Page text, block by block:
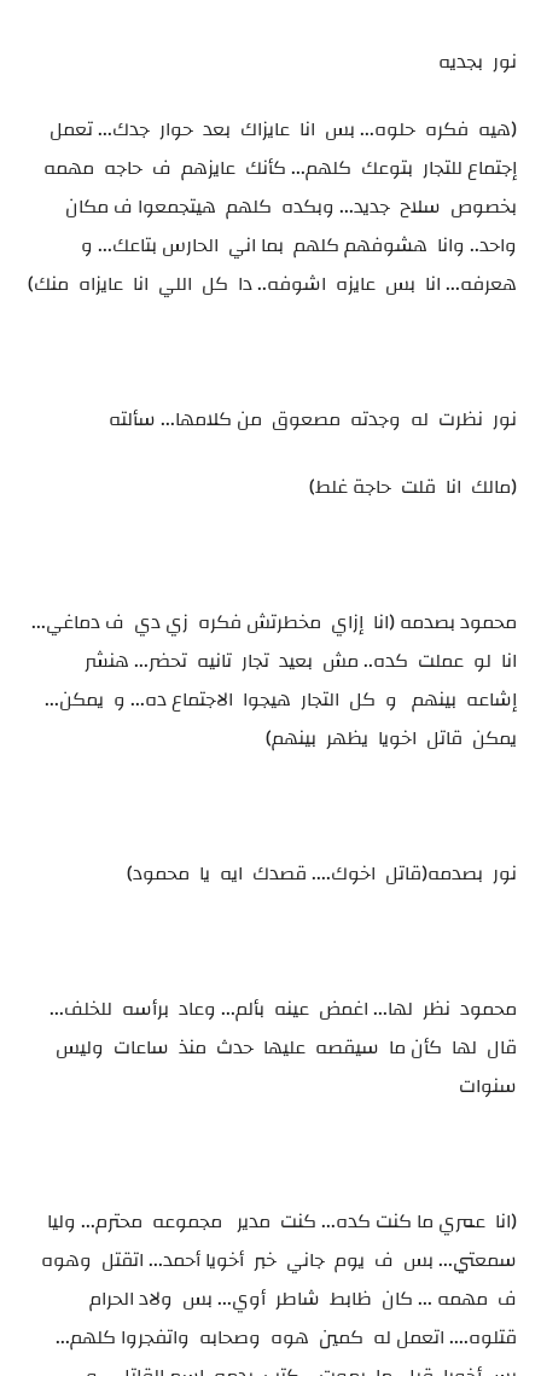
نور بجديه
(هيه فكره حلوه... بس انا عايزاك بعد حوار جدك... تعمل
إجتماع للتجار بتوعك كلهم... كأنك عايزهم ف حاجه مهمه
بخصوص سلاح جديد... وبكده كلهم هيتجمعوا ف مكان
واحد.. وانا هشوفهم كلهم بما اني الحارس بتاعك... و
هعرفه... انا بس عايزه اشوفه.. دا كل اللي انا عايزاه منك)
نور نظرت له وجدته مصعوق من كلامها... سألته
(مالك انا قلت حاجة غلط)
محمود بصدمه (انا إزاي مخطرتش فكره زي دي ف دماغي...
انا لو عملت كده.. مش بعيد تجار تانيه تحضر... هنشر
إشاعه بينهم و كل التجار هيجوا الاجتماع ده... و يمكن...
يمكن قاتل اخويا يظهر بينهم)
نور بصدمه(قاتل اخوك.... قصدك ايه يا محمود)
محمود نظر لها... اغمض عينه بألم... وعاد برأسه للخلف...
قال لها كأن ما سيقصه عليها حدث منذ ساعات وليس
سنوات
(انا عمري ما كنت كده... كنت مدير مجموعه محترم... وليا
سمعتي... بس ف يوم جاني خبر أخويا أحمد... اتقتل وهوه
ف مهمه ... كان ظابط شاطر أوي... بس ولاد الحرام
قتلوه.... اتعمل له كمين هوه وصحابه واتفجروا كلهم...